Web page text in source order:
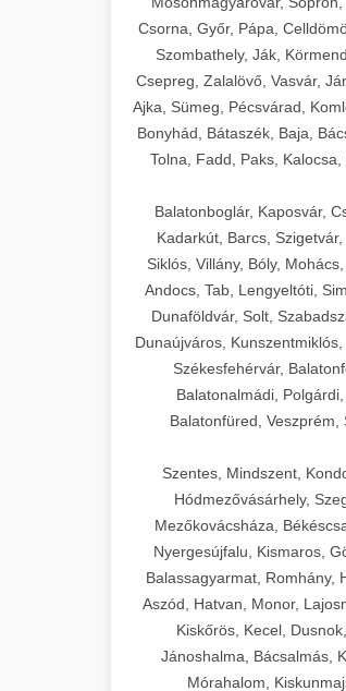
Csorna, Győr, Pápa,
Szombathely, Ják,
Csepreg, Zalalövő, Vasvár,
Ajka, Sümeg, Pécsvárad,
Bonyhád, Bátaszék, Baja,
Tolna, Fadd, Paks,
Balatonboglár, Kaposvár,
Kadarkút, Barcs, Szigetvár,
Siklós, Villány, Bóly,
Andocs, Tab, Lengyeltóti,
Dunaföldvár, Solt,
Dunaújváros,
Székesfehérvár,
Balatonalmádi,
Balatonfüred, Veszprém,
Szentes, Mindszent,
Hódmezővásárhely,
Mezőkovácsháza,
Nyergesújfalu, Kismaros,
Balassagyarmat, Romhány,
Aszód, Hatvan, Monor,
Kiskőrös, Kecel,
Jánoshalma, Bácsalmás,
Mórahalom,